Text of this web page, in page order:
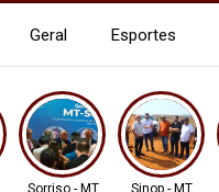
Geral Esportes
Sorriso - MT Sinop - MT